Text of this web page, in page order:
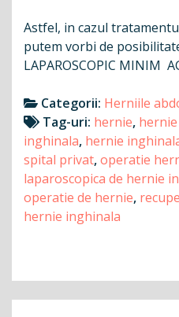
Astfel, in cazul
putem vorbi de
LAPAROSCOPIC MINIM
Categorii: Herniile
Tag-uri: hernie,
inghinala, hernie
spital privat,operatie
laparoscopica de hernie
operatie de hernie,
hernie inghinala